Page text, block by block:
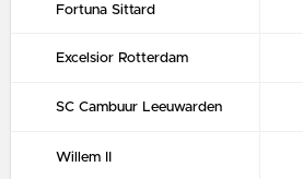
Fortuna Sittard
Excelsior Rotterdam
SC Cambuur Leeuwarden
Willem II